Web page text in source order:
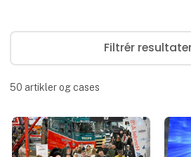
Filtrér
50 artikler og cases